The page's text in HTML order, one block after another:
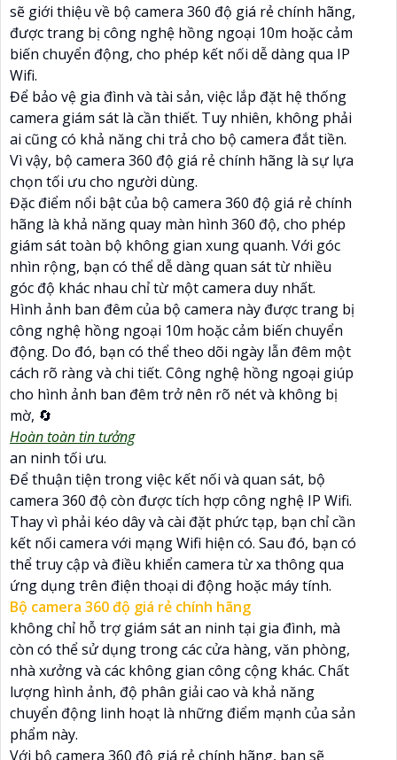
sẽ giới thiệu về bộ camera 360 độ giá rẻ chính hãng,
được trang bị công nghệ hồng ngoại 10m hoặc cảm
biến chuyển động, cho phép kết nối dễ dàng qua IP
Wifi.
Để bảo vệ gia đình và tài sản, việc lắp đặt hệ thống
camera giám sát là cần thiết. Tuy nhiên, không phải
ai cũng có khả năng chi trả cho bộ camera đắt tiền.
Vì vậy, bộ camera 360 độ giá rẻ chính hãng là sự lựa
chọn tối ưu cho người dùng.
Đặc điểm nổi bật của bộ camera 360 độ giá rẻ chính
hãng là khả năng quay màn hình 360 độ, cho phép
giám sát toàn bộ không gian xung quanh. Với góc
nhìn rộng, bạn có thể dễ dàng quan sát từ nhiều
góc độ khác nhau chỉ từ một camera duy nhất.
Hình ảnh ban đêm của bộ camera này được trang bị
công nghệ hồng ngoại 10m hoặc cảm biến chuyển
động. Do đó, bạn có thể theo dõi ngày lẫn đêm một
cách rõ ràng và chi tiết. Công nghệ hồng ngoại giúp
cho hình ảnh ban đêm trở nên rõ nét và không bị
mờ, 🔄
Hoàn toàn tin tưởng
an ninh tối ưu.
Để thuận tiện trong việc kết nối và quan sát, bộ
camera 360 độ còn được tích hợp công nghệ IP Wifi.
Thay vì phải kéo dây và cài đặt phức tạp, bạn chỉ cần
kết nối camera với mạng Wifi hiện có. Sau đó, bạn có
thể truy cập và điều khiển camera từ xa thông qua
ứng dụng trên điện thoại di động hoặc máy tính.
Bộ camera 360 độ giá rẻ chính hãng
không chỉ hỗ trợ giám sát an ninh tại gia đình, mà
còn có thể sử dụng trong các cửa hàng, văn phòng,
nhà xưởng và các không gian công cộng khác. Chất
lượng hình ảnh, độ phân giải cao và khả năng
chuyển động linh hoạt là những điểm mạnh của sản
phẩm này.
Với bộ camera 360 độ giá rẻ chính hãng, bạn sẽ